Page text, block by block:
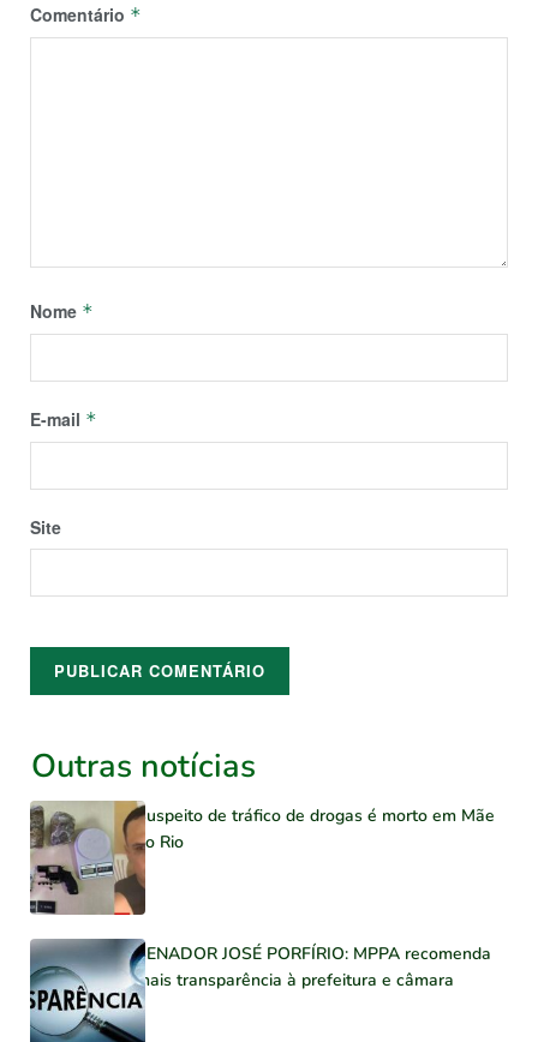
Comentário *
Nome *
E-mail *
Site
Outras notícias
Suspeito de tráfico de drogas é morto em Mãe
do Rio
SENADOR JOSÉ PORFÍRIO: MPPA recomenda
mais transparência à prefeitura e câmara